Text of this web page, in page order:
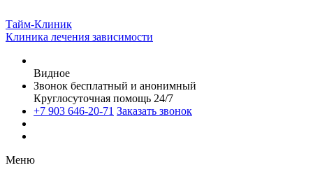
Тайм-Клиник
Клиника лечения зависимости
Видное
Звонок бесплатный и анонимный
Круглосуточная помощь 24/7
+7 903 646-20-71 Заказать звонок
Меню